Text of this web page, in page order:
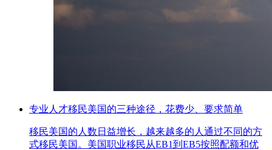
专业人才移民美国的三种途径，花费少、要求简单
移民美国的人数日益增长，越来越多的人通过不同的方
式移民美国。美国职业移民从EB1到EB5按照配额和优